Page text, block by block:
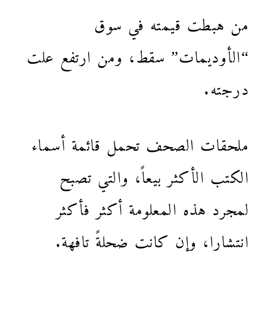
من هبطت قيمته في سوق
“الأوديمات” سقط، ومن ارتفع علت
درجته.
ملحقات الصحف تحمل قائمة أسماء
الكتب الأكثر بيعاً، والتي تصبح
لمجرد هذه المعلومة أكثر فأكثر
انتشارا، وإن كانت ضحلةً تافهة.